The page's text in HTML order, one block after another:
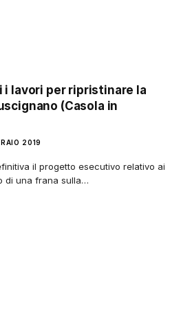
i lavori per ripristinare la
(Casola in
2019
il progetto esecutivo relativo ai
di una frana sulla…